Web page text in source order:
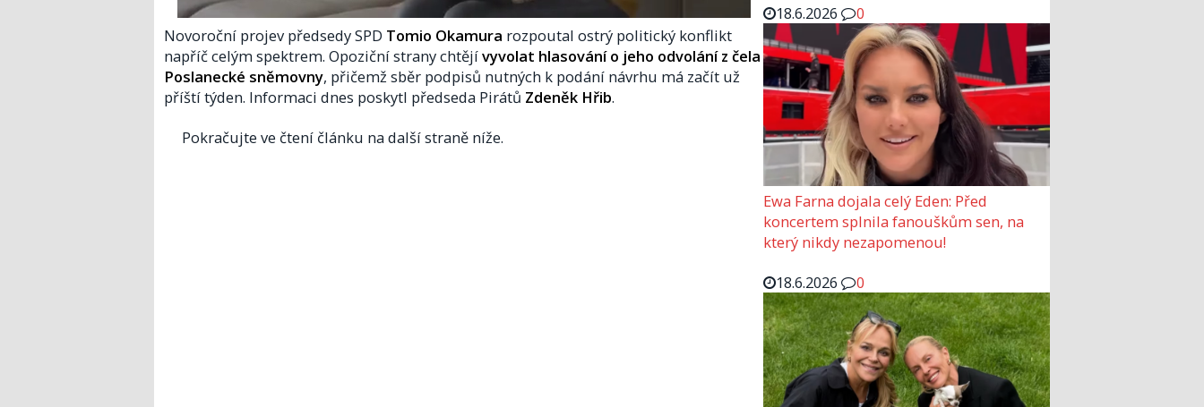
Novoroční projev předsedy SPD Tomio Okamura rozpoutal ostrý politický konflikt
napříč celým spektrem. Opoziční strany chtějívyvolat hlasování o jeho odvolání z čela
Poslanecké sněmovny, přičemž sběr podpisů nutných k podání návrhu má začít už
příští týden. Informaci dnes poskytl předseda Pirátů Zdeněk Hřib.
Pokračujte ve čtení článku na další straně níže.
18.6.2026
0
Ewa Farna dojala celý Eden: Před
koncertem splnila fanouškům sen, na
který nikdy nezapomenou!
18.6.2026
0